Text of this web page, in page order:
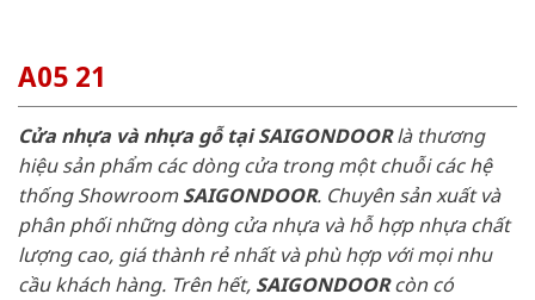
A05 21
Cửa nhựa và nhựa gỗ tại SAIGONDOORlà thương
hiệu sản phẩm các dòng cửa trong một chuỗi các hệ
thống ShowroomSAIGONDOOR. Chuyên sản xuất và
phân phối những dòng cửa nhựa và hỗ hợp nhựa chất
lượng cao, giá thành rẻ nhất và phù hợp với mọi nhu
cầu khách hàng. Trên hết, SAIGONDOORcòn có